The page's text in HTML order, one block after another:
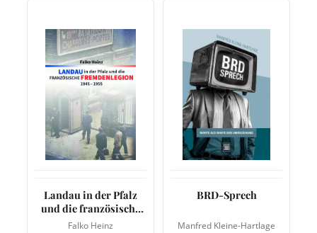
Landau in der Pfalz
und die französische
Fremdenlegion
Falko Heinz
BRD-Sprech
Manfred Kleine-Hartlage